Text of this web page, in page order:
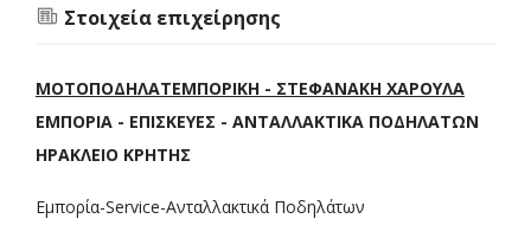
Στοιχεία επιχείρησης
ΜΟΤΟΠΟΔΗΛΑΤΕΜΠΟΡΙΚΗ - ΣΤΕΦΑΝΑΚΗ ΧΑΡΟΥΛΑ
ΕΜΠΟΡΙΑ - ΕΠΙΣΚΕΥΕΣ - ΑΝΤΑΛΛΑΚΤΙΚΑ ΠΟΔΗΛΑΤΩΝ
ΗΡΑΚΛΕΙΟ ΚΡΗΤΗΣ
Εμπορία-Service-Ανταλλακτικά Ποδηλάτων